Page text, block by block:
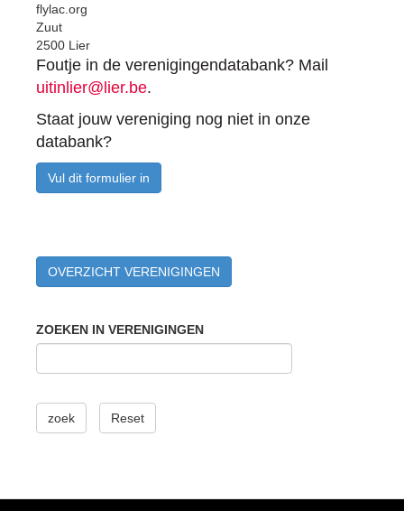
flylac.org
Zuut
2500 Lier
Foutje in de verenigingendatabank? Mail
uitinlier@lier.be.
Staat jouw vereniging nog niet in onze
databank?
Vul dit formulier in
OVERZICHT VERENIGINGEN
ZOEKEN IN VERENIGINGEN
zoek Reset